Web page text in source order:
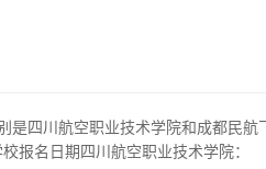
报名日期四川航空职业技术学院：